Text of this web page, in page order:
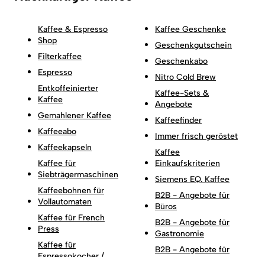
Kaffee & Espresso
Shop
Filterkaffee
Espresso
Entkoffeinierter
Kaffee
Gemahlener Kaffee
Kaffeeabo
Kaffeekapseln
Kaffee für
Siebträgermaschinen
Kaffeebohnen für
Vollautomaten
Kaffee für French
Press
Kaffee für
Kaffee Geschenke
Geschenkgutschein
Geschenkabo
Nitro Cold Brew
Kaffee-Sets &
Angebote
Kaffeefinder
Immer frisch geröstet
Kaffee
Einkaufskriterien
Siemens EQ. Kaffee
B2B - Angebote für
Büros
B2B - Angebote für
Gastronomie
B2B - Angebote für